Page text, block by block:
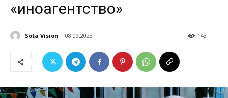
«иноагентство»
Sota Vision 08.09.2023 143